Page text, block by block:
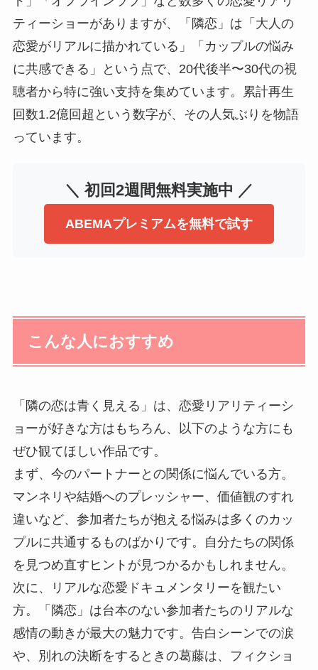
ティーショーがありますが、「隣恋」は「大人の
恋愛がリアルに描かれている」「カップルの悩み
に共感できる」という点で、20代後半〜30代の視
聴者から特に強い支持を集めています。累計再生
回数1.2億回超という数字が、その人気ぶりを物語
っています。
＼ 初回2週間無料実施中 ／
ABEMAプレミアムを無料で試す
こんな人におすすめ
「隣の恋は青く見える」は、恋愛リアリティーシ
ョーが好きな方はもちろん、以下のような方にも
ぜひ観てほしい作品です。
まず、今のパートナーとの関係に悩んでいる方。
マンネリや結婚へのプレッシャー、価値観のすれ
違いなど、参加者たちが抱える悩みは多くのカッ
プルに共通するものばかりです。自分たちの関係
を見つめ直すヒントが見つかるかもしれません。
次に、リアルな恋愛ドキュメンタリーを観たい
方。「隣恋」は台本のない参加者たちのリアルな
感情の動きが最大の魅力です。告白シーンでの涙
や、別れの決断をするときの葛藤は、フィクショ